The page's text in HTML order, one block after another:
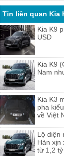
Tin liên quan Kia
Kia K9
USD
Kia K9
Nam
Kia K3
pha
về Việt
Lộ diện
Hàn xịn
từ 1,2